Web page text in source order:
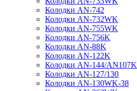
Колодки AN-742
Колодки AN-732WK
Колодки AN-755WK
Колодки AN-756K
Колодки AN-88K
Колодки AN-122K
Колодки AN-144/AN107K
Колодки AN-127/130
Колодки AN-130WK-38